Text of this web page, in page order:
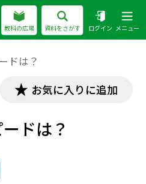
教科の広場 資料をさがす ログイン メニュー
ドは？
お気に入りに追加
ドは？